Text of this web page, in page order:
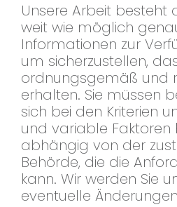
Unsere Arbeit besteht
weit wie möglich
Informationen zur
um sicherzustellen,
ordnungsgemäß und
erhalten. Sie müssen
sich bei den Kriterien
und variable Faktoren
abhängig von der
Behörde, die die
kann. Wir werden Sie
eventuelle